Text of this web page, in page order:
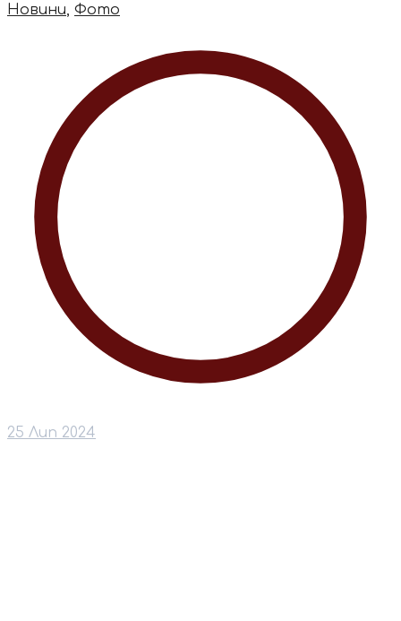
Новини, Фото
25 Лип 2024